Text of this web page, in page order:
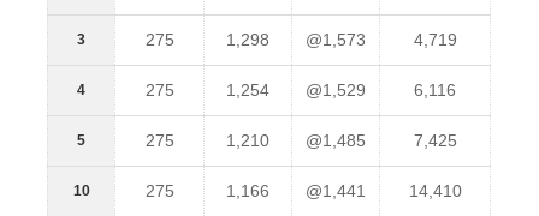
3 275 1,298 @1,573 4,719
4 275 1,254 @1,529 6,116
5 275 1,210 @1,485 7,425
10 275 1,166 @1,441 14,410